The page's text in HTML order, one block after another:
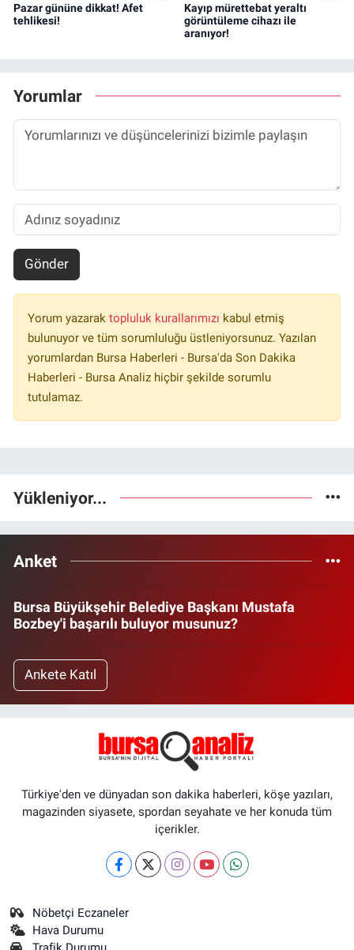
Pazar gününe dikkat! Afet
tehlikesi!
Kayıp mürettebat yeraltı
görüntüleme cihazı ile
aranıyor!
Yorumlar
Gönder
Yorum yazarak topluluk kurallarımızı kabul etmiş
bulunuyor ve tüm sorumluluğu üstleniyorsunuz. Yazılan
yorumlardan Bursa Haberleri - Bursa'da Son Dakika
Haberleri - Bursa Analiz hiçbir şekilde sorumlu
tutulamaz.
Yükleniyor...
Anket
Bursa Büyükşehir Belediye Başkanı Mustafa
Bozbey'i başarılı buluyor musunuz?
Ankete Katıl
Türkiye'den ve dünyadan son dakika haberleri, köşe yazıları,
magazinden siyasete, spordan seyahate ve her konuda tüm
içerikler.
Nöbetçi Eczaneler
Hava Durumu